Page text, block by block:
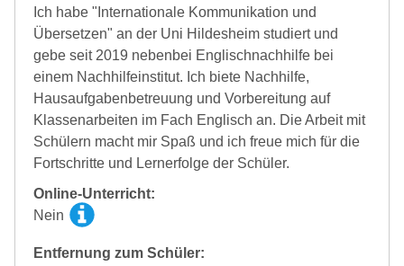
Ich habe "Internationale Kommunikation und
Übersetzen" an der Uni Hildesheim studiert und
gebe seit 2019 nebenbei Englischnachhilfe bei
einem Nachhilfeinstitut. Ich biete Nachhilfe,
Hausaufgabenbetreuung und Vorbereitung auf
Klassenarbeiten im Fach Englisch an. Die Arbeit mit
Schülern macht mir Spaß und ich freue mich für die
Fortschritte und Lernerfolge der Schüler.
Online-Unterricht:
Nein
Entfernung zum Schüler: